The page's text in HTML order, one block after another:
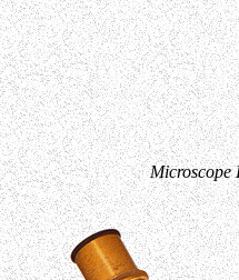
Microscope